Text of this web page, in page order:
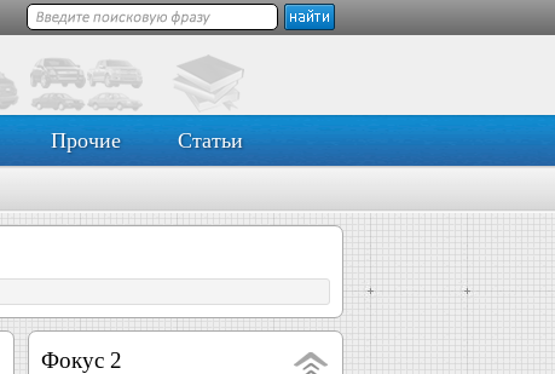
Прочие Статьи
Фокус 2